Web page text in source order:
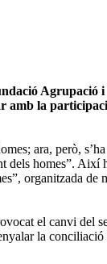
Agrupació
la
ara, però,
dels homes”.
organitzada de
el canvi del
la